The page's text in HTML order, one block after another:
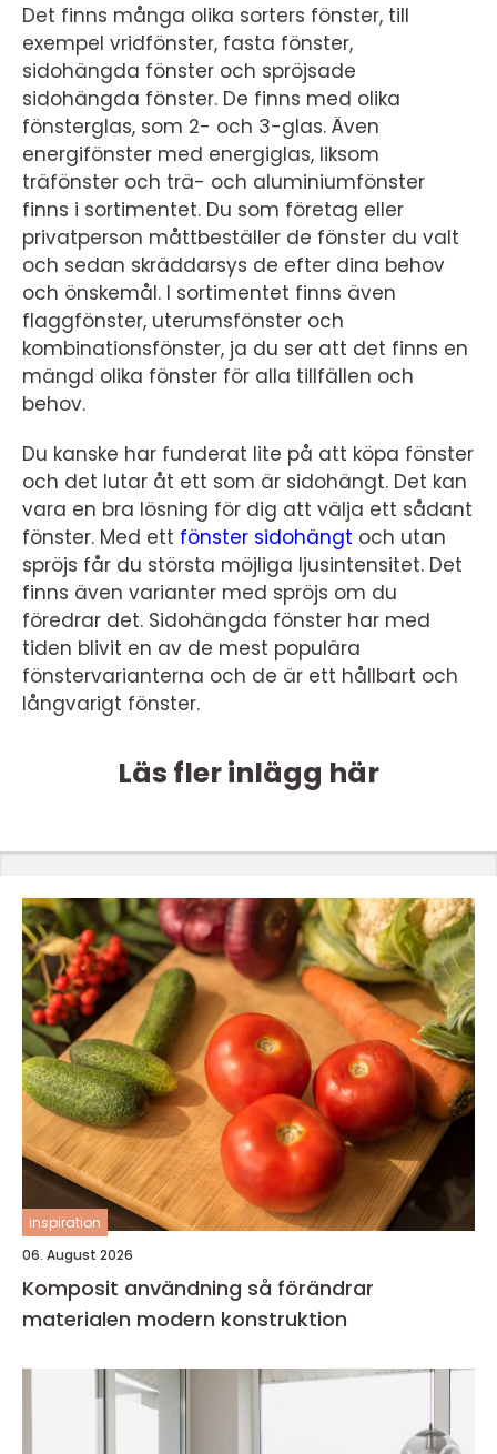
Det finns många olika sorters fönster, till
exempel vridfönster, fasta fönster,
sidohängda fönster och spröjsade
sidohängda fönster. De finns med olika
fönsterglas, som 2- och 3-glas. Även
energifönster med energiglas, liksom
träfönster och trä- och aluminiumfönster
finns i sortimentet. Du som företag eller
privatperson måttbeställer de fönster du valt
och sedan skräddarsys de efter dina behov
och önskemål. I sortimentet finns även
flaggfönster, uterumsfönster och
kombinationsfönster, ja du ser att det finns en
mängd olika fönster för alla tillfällen och
behov.
Du kanske har funderat lite på att köpa fönster
och det lutar åt ett som är sidohängt. Det kan
vara en bra lösning för dig att välja ett sådant
fönster. Med ett fönster sidohängt och utan
spröjs får du största möjliga ljusintensitet. Det
finns även varianter med spröjs om du
föredrar det. Sidohängda fönster har med
tiden blivit en av de mest populära
fönstervarianterna och de är ett hållbart och
långvarigt fönster.
Läs fler inlägg här
inspiration
06. August 2026
Komposit användning så förändrar
materialen modern konstruktion